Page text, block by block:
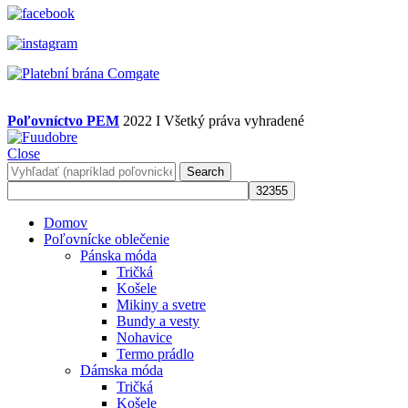
Poľovníctvo PEM 2022 I Všetký práva vyhradené
Close
Search
Domov
Poľovnícke oblečenie
Pánska móda
Tričká
Košele
Mikiny a svetre
Bundy a vesty
Nohavice
Termo prádlo
Dámska móda
Tričká
Košele